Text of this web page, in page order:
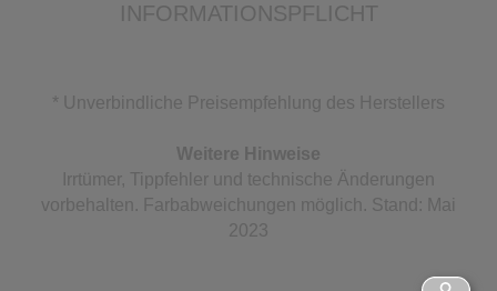
INFORMATIONSPFLICHT
* Unverbindliche Preisempfehlung des Herstellers
Weitere Hinweise
Irrtümer, Tippfehler und technische Änderungen
vorbehalten. Farbabweichungen möglich. Stand: Mai
2023